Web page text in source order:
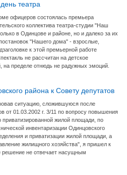
театра
офицеров состоялась премьера
коллектива театра-студии "Наш
в Одинцове и районе, но и далеко за их
"Нашего дома" - взрослые,
к этой премьерной работе
не рассчитан на детское
на пределе отнюдь не радужных эмоций.
района к Совету депутатов
ситуацию, сложившуюся после
от 01.03.2002 г. 3/11 по вопросу повышения
жилой площади, по
инвентаризации Одинцовского
и приватизации жилой площади, а
жилищного хозяйства", я пришел к
решение не отвечает насущным